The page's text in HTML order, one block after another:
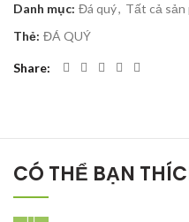
Danh mục: Đá quý, Tất cả sản
Thẻ: ĐÁ QUÝ
Share
CÓ THỂ BẠN